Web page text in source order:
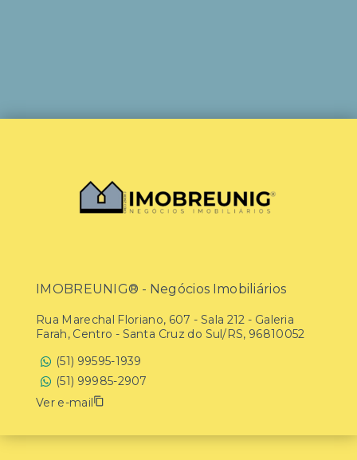
IMOBREUNIG® - Negócios Imobiliários
Rua Marechal Floriano, 607 - Sala 212 - Galeria
Farah, Centro - Santa Cruz do Sul/RS, 96810052
(51) 99595-1939
(51) 99985-2907
Ver e-mail